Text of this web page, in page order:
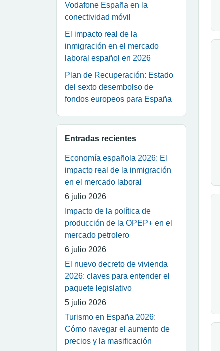
Vodafone España en la
conectividad móvil
El impacto real de la
inmigración en el mercado
laboral español en 2026
Plan de Recuperación: Estado
del sexto desembolso de
fondos europeos para España
Entradas recientes
Economía española 2026: El
impacto real de la inmigración
en el mercado laboral
6 julio 2026
Impacto de la política de
producción de la OPEP+ en el
mercado petrolero
6 julio 2026
El nuevo decreto de vivienda
2026: claves para entender el
paquete legislativo
5 julio 2026
Turismo en España 2026:
Cómo navegar el aumento de
precios y la masificación